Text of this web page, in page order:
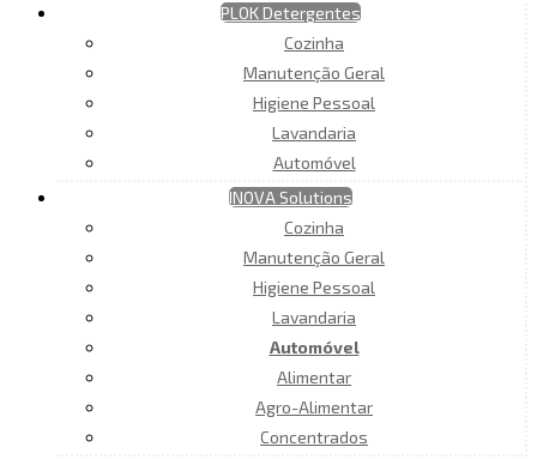
PLOK Detergentes
Cozinha
Manutenção Geral
Higiene Pessoal
Lavandaria
Automóvel
INOVA Solutions
Cozinha
Manutenção Geral
Higiene Pessoal
Lavandaria
Automóvel
Alimentar
Agro-Alimentar
Concentrados